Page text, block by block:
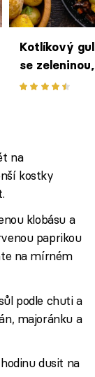
Kotlíkový
se
a
na
kostky
klobásu a
paprikou
na mírném
podle chuti a
majoránku a
dusit na